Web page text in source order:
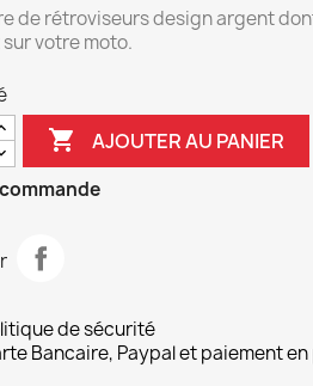
de rétroviseurs design argent
votre moto.
 AJOUTER AU PANIER
de sécurité
Bancaire, Paypal et paiement